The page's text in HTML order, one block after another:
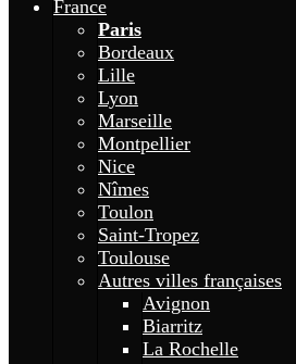
France
Paris
Bordeaux
Lille
Lyon
Marseille
Montpellier
Nice
Nîmes
Toulon
Saint-Tropez
Toulouse
Autres villes françaises
Avignon
Biarritz
La Rochelle